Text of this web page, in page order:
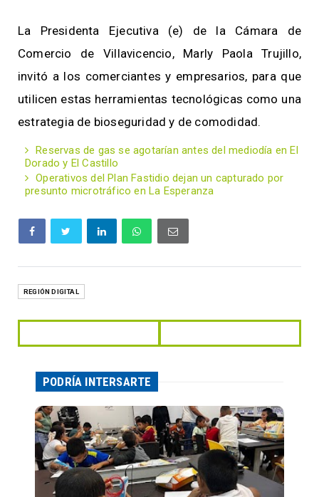
La Presidenta Ejecutiva (e) de la Cámara de
Comercio de Villavicencio, Marly Paola Trujillo,
invitó a los comerciantes y empresarios, para que
utilicen estas herramientas tecnológicas como una
estrategia de bioseguridad y de comodidad.
Reservas de gas se agotarían antes del mediodía en El
Dorado y El Castillo
Operativos del Plan Fastidio dejan un capturado por
presunto microtráfico en La Esperanza
REGIÓN DIGITAL
PODRÍA INTERSARTE